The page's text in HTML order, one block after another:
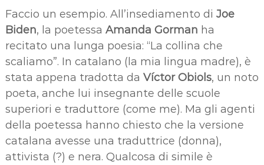
Faccio un esempio. All’insediamento di Joe
Biden, la poetessa Amanda Gorman ha
recitato una lunga poesia: “La collina che
scaliamo”. In catalano (la mia lingua madre), è
stata appena tradotta da Víctor Obiols, un noto
poeta, anche lui insegnante delle scuole
superiori e traduttore (come me). Ma gli agenti
della poetessa hanno chiesto che la versione
catalana avesse una traduttrice (donna),
attivista (?) e nera. Qualcosa di simile è